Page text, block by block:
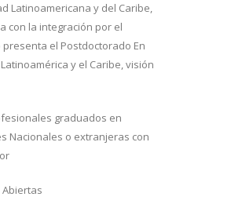
Latinoamericana y del Caribe,
con la integración por el
presenta el Postdoctorado En
y el Caribe, visión
graduados en
Nacionales o extranjeras con